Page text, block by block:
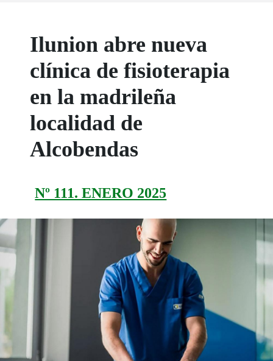
Ilunion abre nueva
clínica de fisioterapia
en la madrileña
localidad de
Alcobendas
Nº 111. ENERO 2025